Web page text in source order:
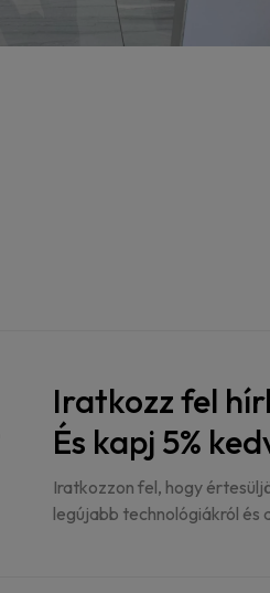
Iratkozz fel
És kapj 5%
Iratkozzon fel, hogy
legújabb technológiákról és